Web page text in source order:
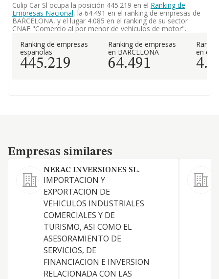
Culip Car Sl ocupa la posición 445.219 en el Ranking de
Empresas Nacional, la 64.491 en el ranking de empresas de
BARCELONA, y el lugar 4.085 en el ranking de su sector
CNAE "Comercio al por menor de vehículos de motor".
Ranking de empresas
españolas
445.219
Ranking de empresas
en BARCELONA
64.491
en el
Empresas similares
Empresas similares
NERAC INVERSIONES SL.
IMPORTACION Y
EXPORTACION DE
VEHICULOS INDUSTRIALES
COMERCIALES Y DE
TURISMO, ASI COMO EL
ASESORAMIENTO DE
SERVICIOS, DE
FINANCIACION E INVERSION
RELACIONADA CON LAS